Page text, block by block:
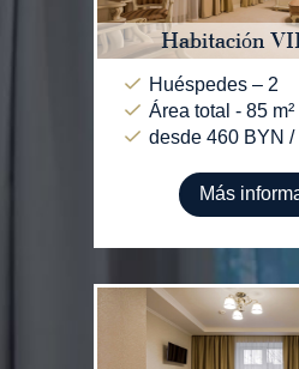
Habitación
Huéspedes – 2
Área total - 85 m²
desde 460 BYN /
Más